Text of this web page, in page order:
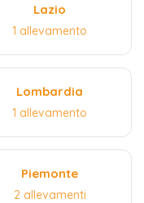
Lazio
1 allevamento
Lombardia
1 allevamento
Piemonte
2 allevamenti